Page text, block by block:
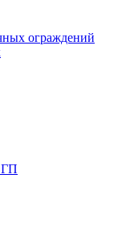
ограждений